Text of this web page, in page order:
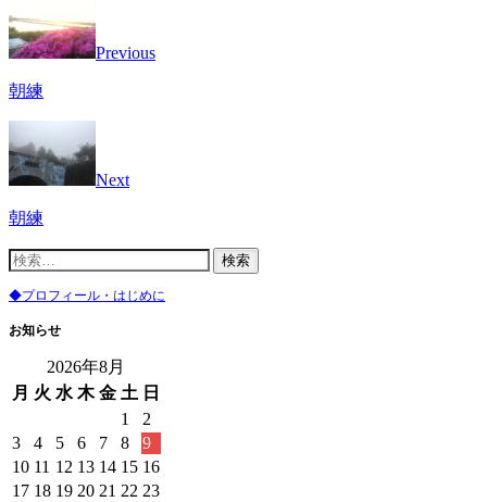
Previous
朝練
Next
朝練
検
索:
◆プロフィール・はじめに
お知らせ
2026年8月
月 火 水 木 金 土 日
1
2
3
4 5 6 7 8
9
10 11 12 13 14 15 16
17 18 19 20 21 22 23